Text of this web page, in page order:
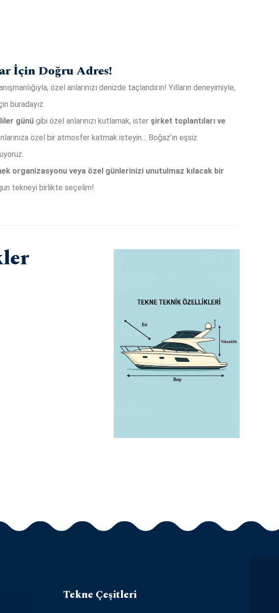
İçin Doğru Adres!
özel anlarınızı denizde taçlandırın! Yılların deneyimiyle,
buradayız.
günü gibi özel anlarınızı kutlamak, ister şirket toplantıları ve
özel bir atmosfer katmak isteyin… Boğaz’ın eşsiz
organizasyonu veya özel günlerinizi unutulmaz kılacak bir
tekneyi birlikte seçelim!
Tekne Çeşitleri